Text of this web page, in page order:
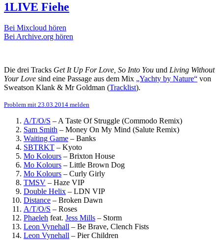
1LIVE Fiehe
Bei Mixcloud hören
Bei Archive.org hören
Die drei Tracks Get It Up For Love, So Into You und Living Without
Your Love sind eine Passage aus dem Mix „Yachty by Nature“ von
Sweatson Klank & Mr Goldman (Tracklist).
Problem mit 23.03.2014 melden
A/T/O/S – A Taste Of Struggle (Commodo Remix)
Sam Smith – Money On My Mind (Salute Remix)
Waiting Game – Banks
SBTRKT – Kyoto
Mo Kolours – Brixton House
Mo Kolours – Little Brown Dog
Mo Kolours – Curly Girly
TMSV – Haze VIP
Double Helix – LDN VIP
Distance – Broken Dawn
A/T/O/S – Roses
Phaeleh feat. Jess Mills – Storm
Leon Vynehall – Be Brave, Clench Fists
Leon Vynehall – Pier Children